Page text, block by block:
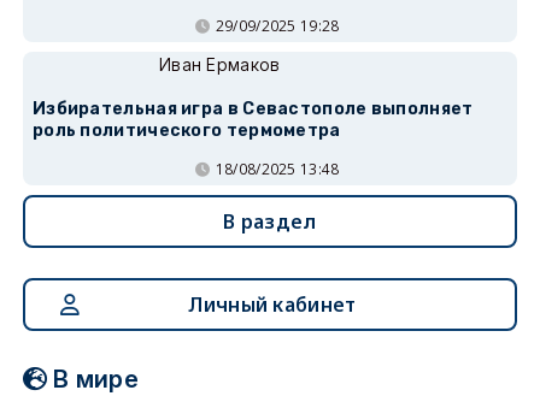
29/09/2025 19:28
Иван Ермаков
Избирательная игра в Севастополе выполняет
роль политического термометра
18/08/2025 13:48
В раздел
Личный кабинет
В мире